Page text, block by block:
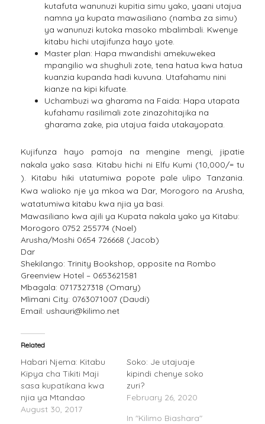
kutafuta wanunuzi kupitia simu yako, yaani utajua
namna ya kupata mawasiliano (namba za simu)
ya wanunuzi kutoka masoko mbalimbali. Kwenye
kitabu hichi utajifunza hayo yote.
Master plan: Hapa mwandishi amekuwekea
mpangilio wa shughuli zote, tena hatua kwa hatua
kuanzia kupanda hadi kuvuna. Utafahamu nini
kianze na kipi kifuate.
Uchambuzi wa gharama na Faida: Hapa utapata
kufahamu rasilimali zote zinazohitajika na
gharama zake, pia utajua faida utakayopata.
Kujifunza hayo pamoja na mengine mengi, jipatie
nakala yako sasa. Kitabu hichi ni Elfu Kumi (10,000/= tu
). Kitabu hiki utatumiwa popote pale ulipo Tanzania.
Kwa walioko nje ya mkoa wa Dar, Morogoro na Arusha,
watatumiwa kitabu kwa njia ya basi.
Mawasiliano kwa ajili ya Kupata nakala yako ya Kitabu:
Morogoro 0752 255774 (Noel)
Arusha/Moshi 0654 726668 (Jacob)
Dar
Shekilango: Trinity Bookshop, opposite na Rombo
Greenview Hotel – 0653621581
Mbagala: 0717327318 (Omary)
Mlimani City: 0763071007 (Daudi)
Email: ushauri@kilimo.net
Related
Habari Njema: Kitabu
Kipya cha Tikiti Maji
sasa kupatikana kwa
njia ya Mtandao
August 30, 2017
Soko: Je utajuaje
kipindi chenye soko
zuri?
February 26, 2020
In "Kilimo Biashara"